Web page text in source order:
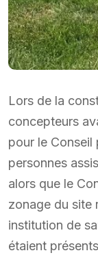
Lors de la
concepteurs
pour le
personnes
alors que le
zonage du site
institution de
étaient